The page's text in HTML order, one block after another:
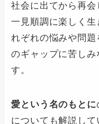
社会に出てから再会
一見順調に楽しく
れぞれの悩みや問
のギャップに苦し
す。
愛という名のもとに
についても解説し